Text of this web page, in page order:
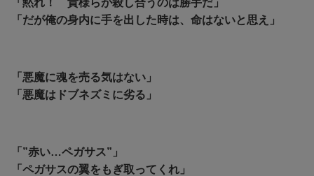
「だが俺の身内に手を出した時は、命はないと思え」
「悪魔に魂を売る気はない」
「悪魔はドブネズミに劣る」
「”赤い…ペガサス”」
「ペガサスの翼をもぎ取ってくれ」